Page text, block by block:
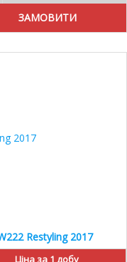
Restyling 2017
Ціна за 1 добу